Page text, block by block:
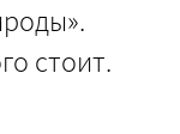
стоит.